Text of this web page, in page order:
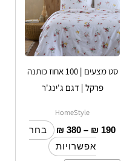
סט מצעים | 100 אחוז כותנה
פרקל | דגם ג'ינג'ר
HomeStyle
₪ 190
–
₪ 380
בחר
אפשרויות
ניתן
לבחור
את
האפשרויות
בעמוד
המוצר